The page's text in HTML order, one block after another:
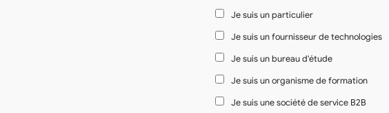
Je suis un particulier
Je suis un fournisseur de technologies
Je suis un bureau d'étude
Je suis un organisme de formation
Je suis une société de service B2B